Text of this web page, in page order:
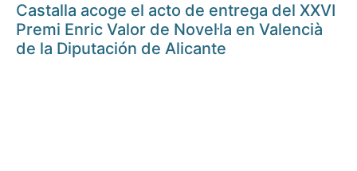
Castalla acoge el acto de entrega del XXVI
Premi Enric Valor de Novel·la en Valencià
de la Diputación de Alicante